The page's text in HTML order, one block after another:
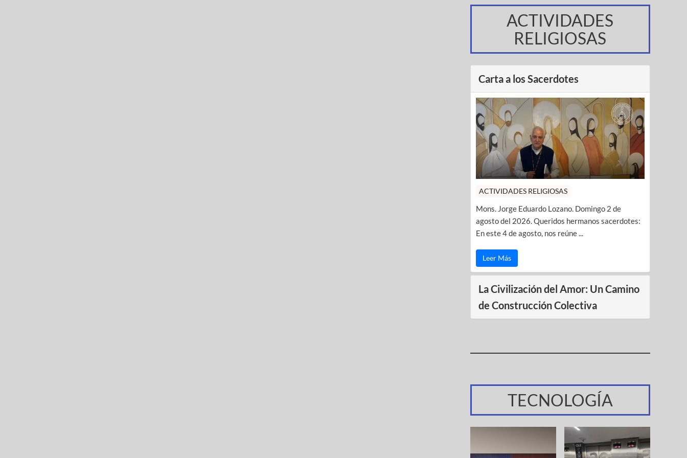
ACTIVIDADES
RELIGIOSAS
Carta a los Sacerdotes
ACTIVIDADES RELIGIOSAS
Mons. Jorge Eduardo Lozano. Domingo 2 de
agosto del 2026. Queridos hermanos sacerdotes:
En este 4 de agosto, nos reúne ...
Leer Más
La Civilización del Amor: Un Camino
de Construcción Colectiva
TECNOLOGÍA